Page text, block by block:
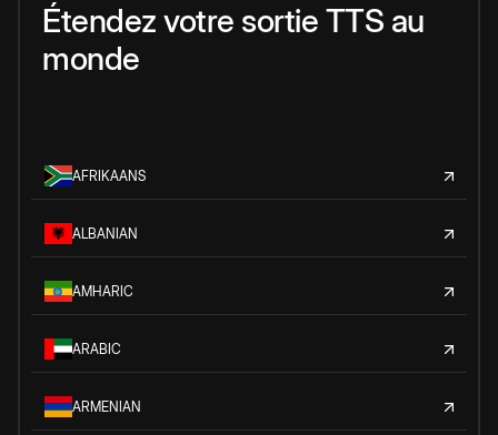
Étendez votre sortie TTS au
monde
AFRIKAANS
ALBANIAN
AMHARIC
ARABIC
ARMENIAN